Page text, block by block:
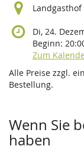
Landgasthof
Di, 24.
Beginn:
Zum
Alle Preise zzgl.
Bestellung.
Wenn Sie
haben